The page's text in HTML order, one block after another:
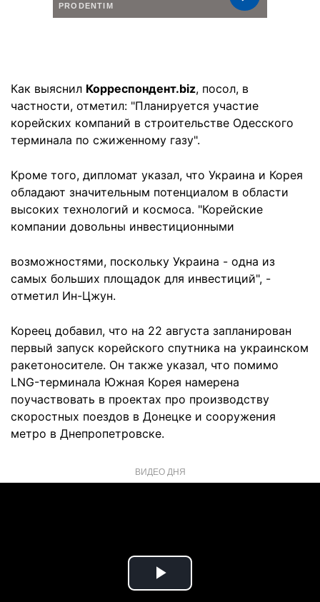
Как выяснил Корреспондент.biz, посол, в
частности, отметил: "Планируется участие
корейских компаний в строительстве Одесского
терминала по сжиженному газу".
Кроме того, дипломат указал, что Украина и Корея
обладают значительным потенциалом в области
высоких технологий и космоса. "Корейские
компании довольны инвестиционными
возможностями, поскольку Украина - одна из
самых больших площадок для инвестиций", -
отметил Ин-Цжун.
Кореец добавил, что на 22 августа запланирован
первый запуск корейского спутника на украинском
ракетоносителе. Он также указал, что помимо
LNG-терминала Южная Корея намерена
поучаствовать в проектах про производству
скоростных поездов в Донецке и сооружения
метро в Днепропетровске.
ВИДЕО ДНЯ
Play